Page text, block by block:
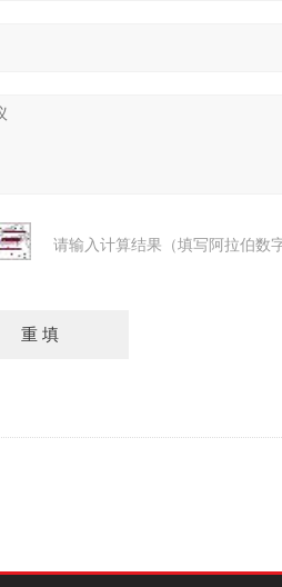
请输入计算结果（填写阿拉伯数